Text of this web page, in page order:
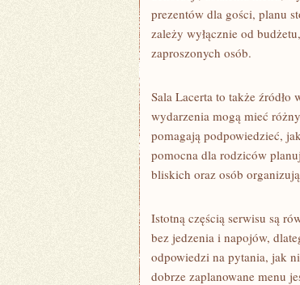
prezentów dla gości, planu
zależy wyłącznie od
zaproszonych osób.
Sala Lacerta to także
wydarzenia mogą mieć
pomagają podpowiedzieć,
pomocna dla rodziców
bliskich oraz osób
Istotną częścią serwisu są
bez jedzenia i napojów,
odpowiedzi na pytania, jak
dobrze zaplanowane menu